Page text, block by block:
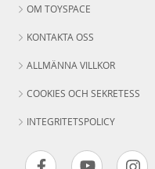
OM TOYSPACE
KONTAKTA OSS
ALLMÄNNA VILLKOR
COOKIES OCH SEKRETESS
INTEGRITETSPOLICY